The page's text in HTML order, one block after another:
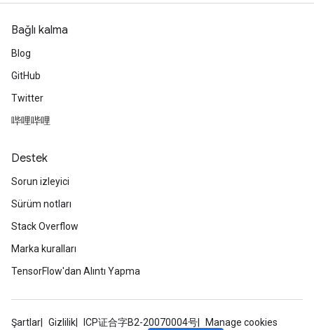
Bağlı kalma
Blog
GitHub
Twitter
哔哩哔哩
Destek
Sorun izleyici
Sürüm notları
Stack Overflow
Marka kuralları
TensorFlow'dan Alıntı Yapma
Şartlar Gizlilik ICP证合字B2-20070004号 Manage cookies